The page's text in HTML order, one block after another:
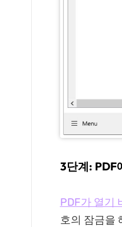
3단계: PDF
PDF가 열기
호의 잠금을